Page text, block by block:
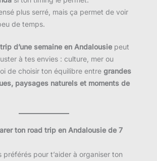
plus serré, mais ça permet de voir
de temps.
d’une semaine en Andalousie peut
à tes envies : culture, mer ou
de choisir ton équilibre entre grandes
paysages naturels et moments de
ton road trip en Andalousie de 7
préférés pour t’aider à organiser ton